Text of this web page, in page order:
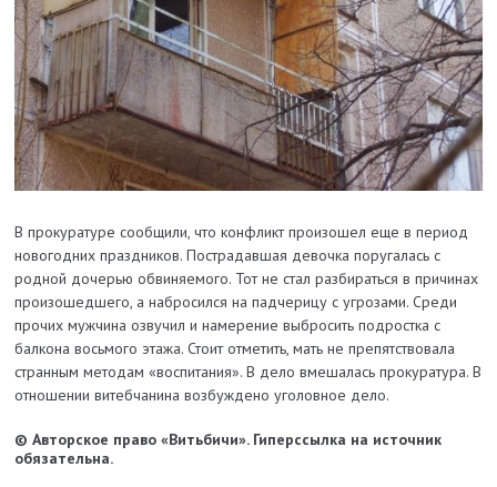
В прокуратуре сообщили, что конфликт произошел еще в период
новогодних праздников. Пострадавшая девочка поругалась с
родной дочерью обвиняемого. Тот не стал разбираться в причинах
произошедшего, а набросился на падчерицу с угрозами. Среди
прочих мужчина озвучил и намерение выбросить подростка с
балкона восьмого этажа. Стоит отметить, мать не препятствовала
странным методам «воспитания». В дело вмешалась прокуратура. В
отношении витебчанина возбуждено уголовное дело.
© Авторское право «Витьбичи». Гиперссылка на источник
обязательна.